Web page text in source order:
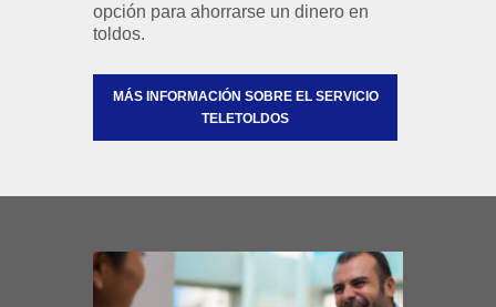
opción para ahorrarse un dinero en
toldos.
MÁS INFORMACIÓN SOBRE EL SERVICIO
TELETOLDOS